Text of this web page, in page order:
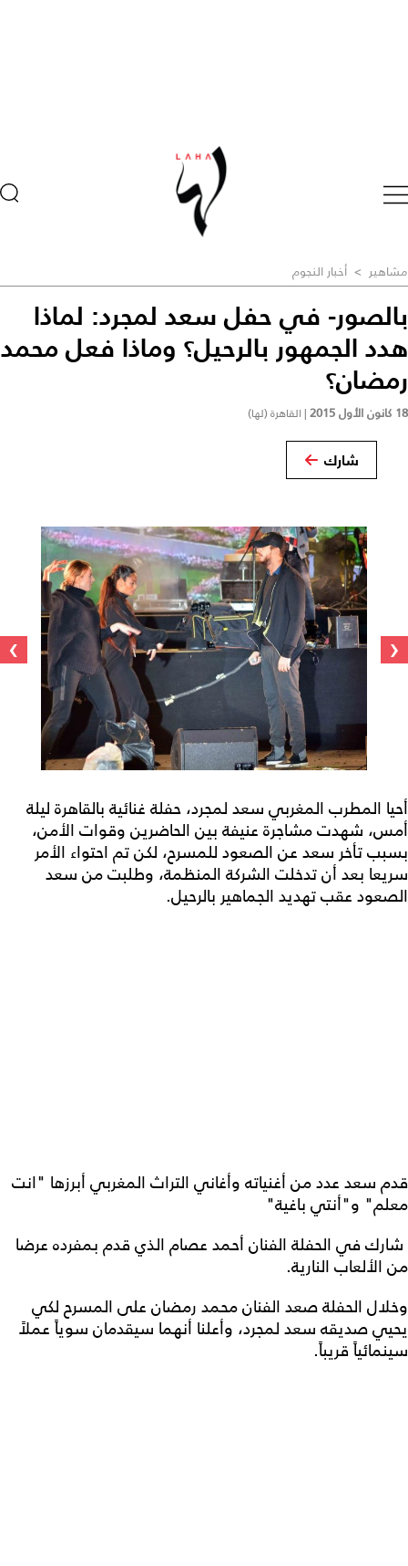
مشاهير > أخبار النجوم
بالصور- في حفل سعد لمجرد: لماذا
هدد الجمهور بالرحيل؟ وماذا فعل محمد
رمضان؟
18 كانون الأول 2015 | القاهرة (لها)
شارك
‹
›
أحيا المطرب المغربي سعد لمجرد، حفلة غنائية بالقاهرة ليلة
أمس، شهدت مشاجرة عنيفة بين الحاضرين وقوات الأمن،
بسبب تأخر سعد عن الصعود للمسرح، لكن تم احتواء الأمر
سريعا بعد أن تدخلت الشركة المنظمة، وطلبت من سعد
الصعود عقب تهديد الجماهير بالرحيل.
قدم سعد عدد من أغنياته وأغاني التراث المغربي أبرزها "انت
معلم" و"أنتي باغية"
شارك في الحفلة الفنان أحمد عصام الذي قدم بمفرده عرضا
من الألعاب النارية.
وخلال الحفلة صعد الفنان محمد رمضان على المسرح لكي
يحيي صديقه سعد لمجرد، وأعلنا أنهما سيقدمان سوياً عملاً
سينمائياً قريباً.